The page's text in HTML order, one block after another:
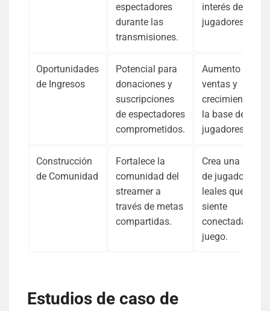
espectadores
durante las
transmisiones.
interés de los
jugadores.
Oportunidades
de Ingresos
Potencial para
donaciones y
suscripciones
de espectadores
comprometidos.
Aumento de
ventas y
crecimiento de
la base de
jugadores.
Construcción
de Comunidad
Fortalece la
comunidad del
streamer a
través de metas
compartidas.
Crea una base
de jugadores
leales que se
siente
conectada al
juego.
Estudios de caso de